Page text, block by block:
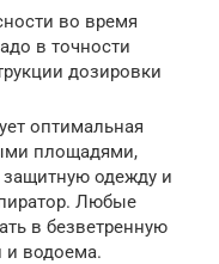
во время
в точности
дозировки
оптимальная
площадями,
защитную одежду и
Любые
в безветренную
и водоема.